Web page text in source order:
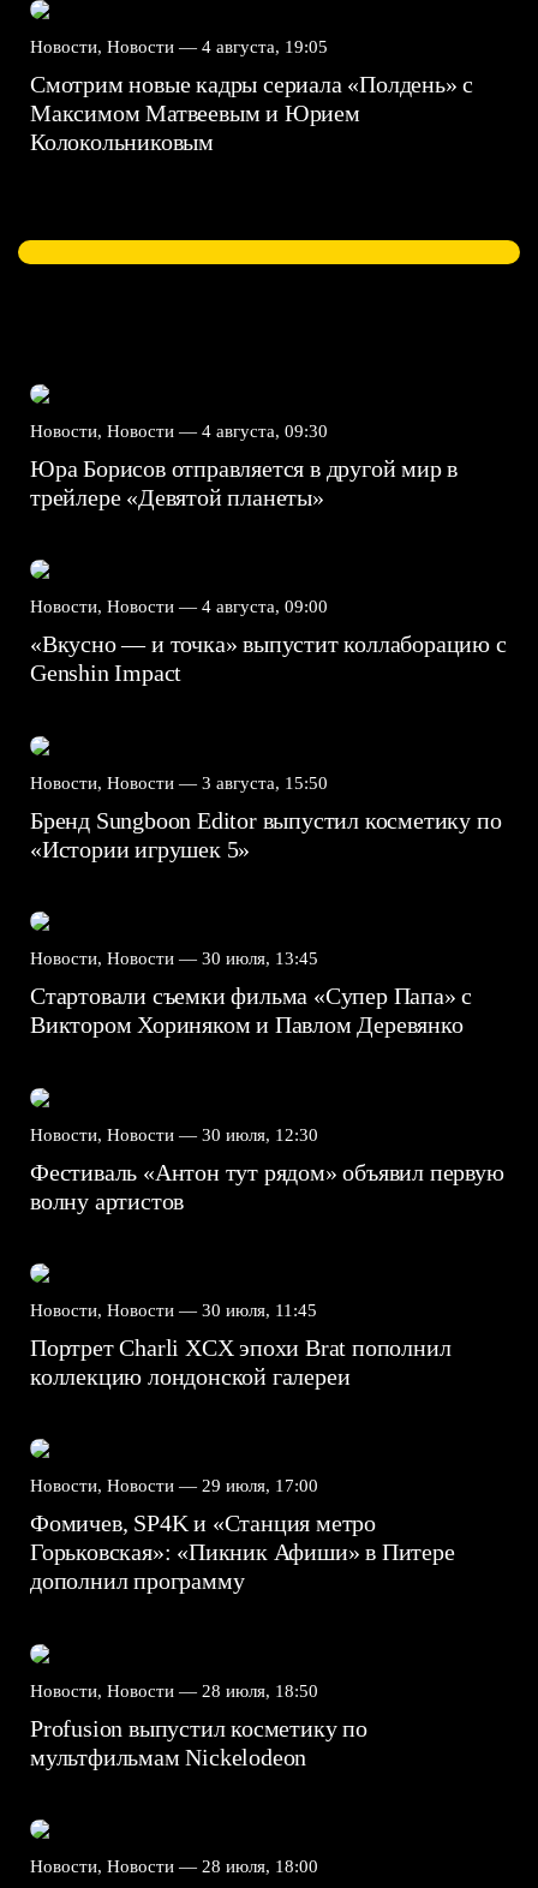
Новости, Новости — 4 августа, 19:05
Смотрим новые кадры сериала «Полдень» с
Максимом Матвеевым и Юрием
Колокольниковым
Новости, Новости — 4 августа, 09:30
Юра Борисов отправляется в другой мир в
трейлере «Девятой планеты»
Новости, Новости — 4 августа, 09:00
«Вкусно — и точка» выпустит коллаборацию с
Genshin Impact⁠⁠
Новости, Новости — 3 августа, 15:50
Бренд Sungboon Editor выпустил косметику по
«Истории игрушек 5»
Новости, Новости — 30 июля, 13:45
Стартовали съемки фильма «Супер Папа» с
Виктором Хориняком и Павлом Деревянко
Новости, Новости — 30 июля, 12:30
Фестиваль «Антон тут рядом» объявил первую
волну артистов
Новости, Новости — 30 июля, 11:45
Портрет Charli XCX эпохи Brat пополнил
коллекцию лондонской галереи
Новости, Новости — 29 июля, 17:00
Фомичев, SP4K и «Станция метро
Горьковская»: «Пикник Афиши» в Питере
дополнил программу
Новости, Новости — 28 июля, 18:50
Profusion выпустил косметику по
мультфильмам Nickelodeon
Новости, Новости — 28 июля, 18:00